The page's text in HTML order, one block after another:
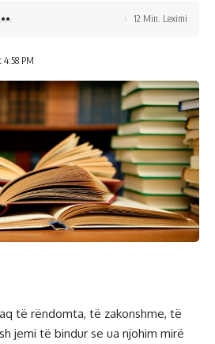
4:58 PM
12 Min. Leximi
të rëndomta, të zakonshme, të
jemi të bindur se ua njohim mirë